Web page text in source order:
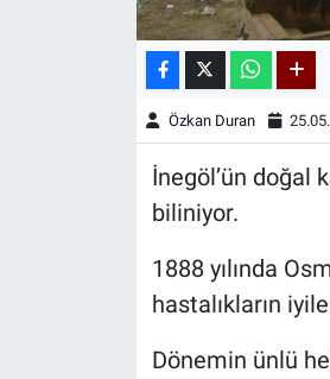
Özkan Duran
İnegöl’ün doğal
biliniyor.
1888 yılında
hastalıkların
Dönemin ünlü
Astroloji-Rüya